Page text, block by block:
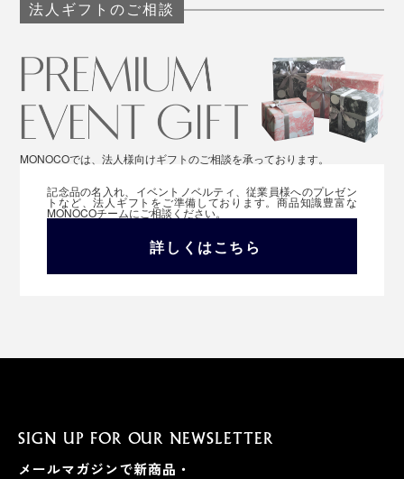
法人ギフトのご相談
MONOCOでは、法人様向けギフトのご相談を承っております。
記念品の名入れ、イベントノベルティ、従業員様へのプレゼン
トなど、法人ギフトをご準備しております。商品知識豊富な
MONOCOチームにご相談ください。
詳しくはこちら
SIGN UP FOR OUR NEWSLETTER
メールマガジンで新商品・